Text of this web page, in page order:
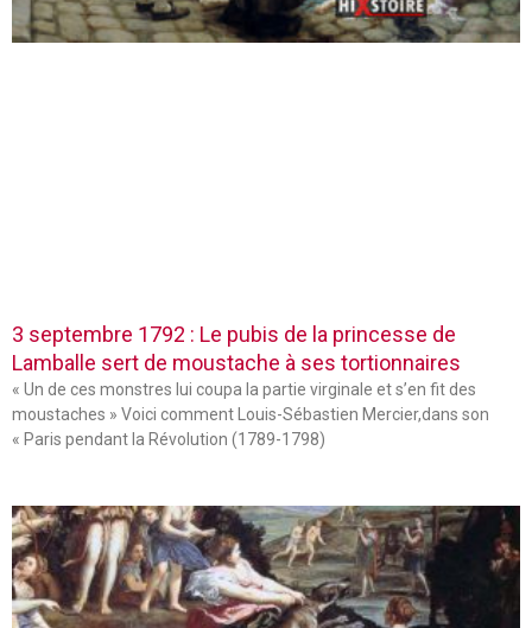
3 septembre 1792 : Le pubis de la princesse de
Lamballe sert de moustache à ses tortionnaires
« Un de ces monstres lui coupa la partie virginale et s’en fit des
moustaches » Voici comment Louis-Sébastien Mercier,dans son
« Paris pendant la Révolution (1789-1798)